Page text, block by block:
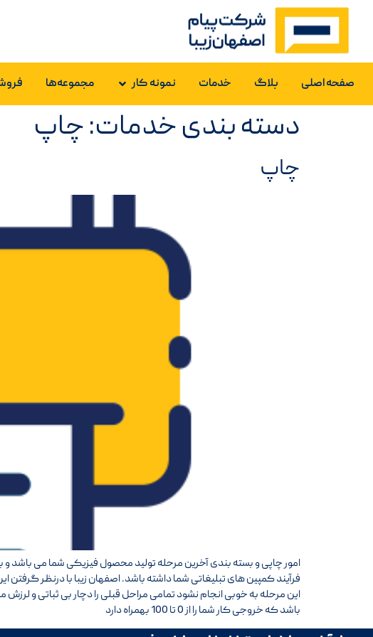
صفحه اصلی بلاگ خدمات نمونه کار مجموعه‌ها
دسته بندی خدمات:چاپ
چاپ
امور چاپی و بسته بندی آخرین مرحله تولید محصول فیزیکی شما می باشد
فرآیند کمپین های تبلیغاتی شما داشته باشد. اصفهان زیبا با درنظر
این مرحله به خوبی انجام نشود تمامی مراحل قبلی را دچار بی ثباتی و
باشد که خروجی کار شما را از 0 تا 100 بهمراه دارد